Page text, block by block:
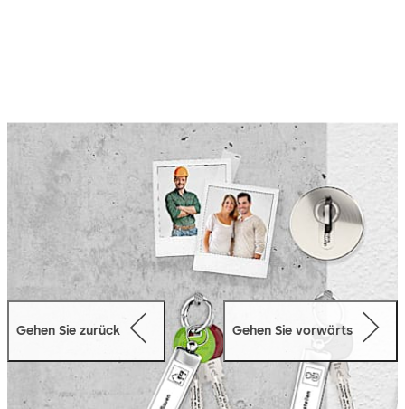
Durch einmaliges Umsperren des Zylinders mit einem
speziellen Umsperrschlüssel erlischt die Berechtigung
des Bauzeitschlüssels. Der Umsperrschlüssel muss nach
dem Umsperren aller Zylinder vernichtet werden. Diese
Funktion hat den Vorteil, dass während der Bauzeit keine
provisorische Schließanlage erforderlich ist.
Die Funktion „Bauzeit“ ist bei allen Kaba Schließanlagen
in Kombination mit anderen Zusatzfunktionen erhältlich.
Gehen Sie zurück Gehen Sie vorwärts